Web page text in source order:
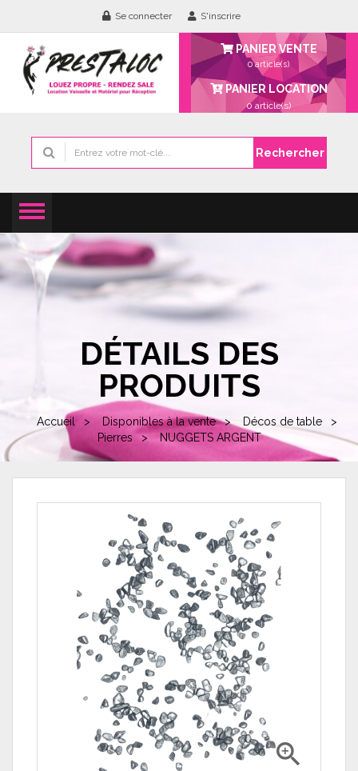
Se connecter S'inscrire
PANIER VENTE
0 article(s)
PANIER LOCATION
0 article(s)
Rechercher
DÉTAILS DES
PRODUITS
Accueil Disponibles à la vente
Décos de table
Pierres
NUGGETS ARGENT
